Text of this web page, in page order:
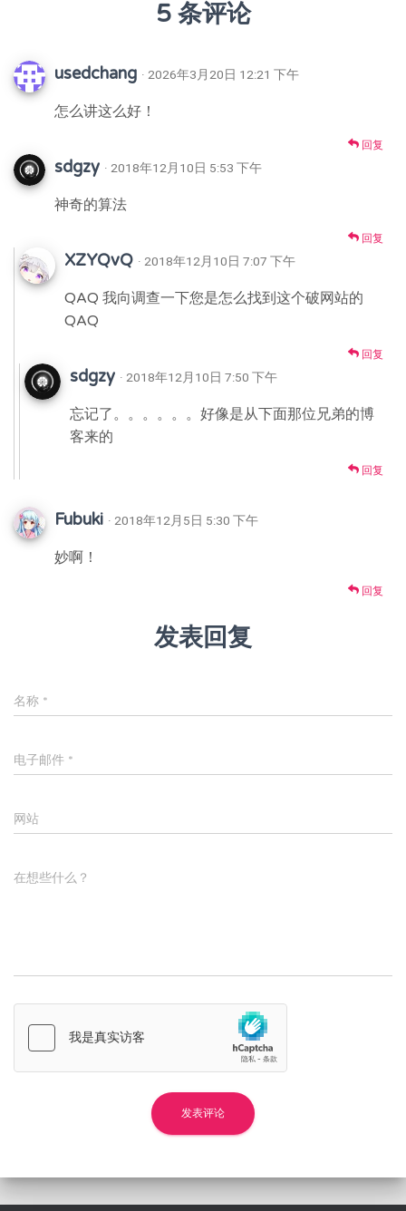
5 条评论
usedchang · 2026年3月20日 12:21 下午
怎么讲这么好！
回复
sdgzy · 2018年12月10日 5:53 下午
神奇的算法
回复
XZYQvQ · 2018年12月10日 7:07 下午
QAQ 我向调查一下您是怎么找到这个破网站的
QAQ
回复
sdgzy · 2018年12月10日 7:50 下午
忘记了。。。。。。好像是从下面那位兄弟的博
客来的
回复
Fubuki · 2018年12月5日 5:30 下午
妙啊！
回复
发表回复
名称 *
电子邮件 *
网站
在想些什么？